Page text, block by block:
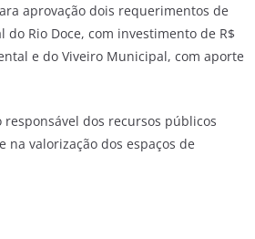
aprovação dois requerimentos de
Rio Doce, com investimento de R$
e do Viveiro Municipal, com aporte
dos recursos públicos
valorização dos espaços de